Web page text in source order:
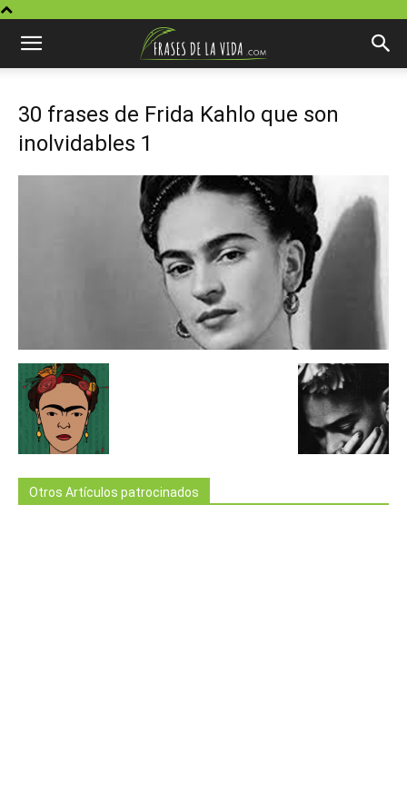
30 frases de Frida Kahlo que son
inolvidables 1
Otros Artículos patrocinados